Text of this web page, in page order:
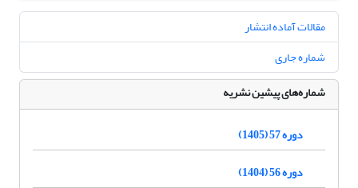
مقالات آماده انتشار
شماره جاری
شماره‌های پیشین نشریه
دوره 57 (1405)
دوره 56 (1404)